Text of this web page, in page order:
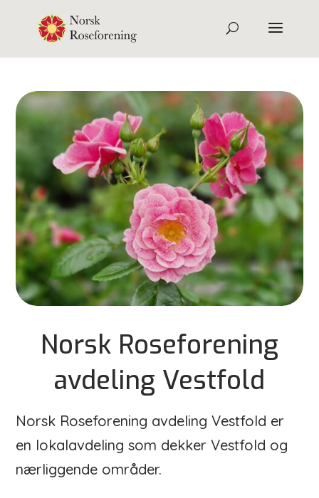
Norsk Roseforening
avdeling Vestfold
Norsk Roseforening avdeling Vestfold er
en lokalavdeling som dekker Vestfold og
nærliggende områder.